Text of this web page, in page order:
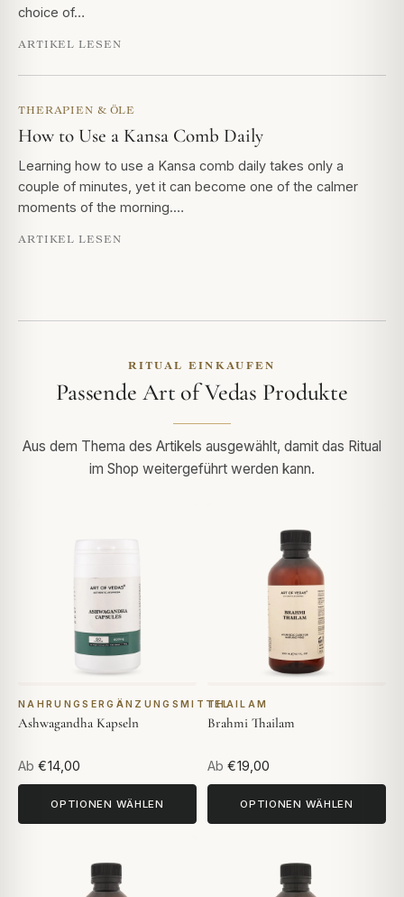
choice of…
ARTIKEL LESEN
THERAPIEN & ÖLE
How to Use a Kansa Comb Daily
Learning how to use a Kansa comb daily takes only a
couple of minutes, yet it can become one of the calmer
moments of the morning.…
ARTIKEL LESEN
RITUAL EINKAUFEN
Passende Art of Vedas Produkte
Aus dem Thema des Artikels ausgewählt, damit das Ritual
im Shop weitergeführt werden kann.
NAHRUNGSERGÄNZUNGSMITTEL
Ashwagandha Kapseln
Ab €14,00
OPTIONEN WÄHLEN
THAILAM
Brahmi Thailam
Ab €19,00
OPTIONEN WÄHLEN